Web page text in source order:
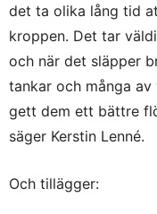
det ta olika lång tid
kroppen. Det tar
och när det släpper
tankar och många
gett dem ett bättre
säger Kerstin Lenné.
Och tillägger: